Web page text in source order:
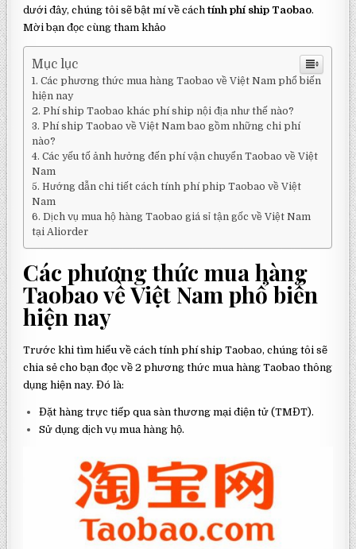
dưới đây, chúng tôi sẽ bật mí về cáchtính phí ship Taobao.
Mời bạn đọc cùng tham khảo
Mục lục
Các phương thức mua hàng Taobao về Việt Nam phổ biến
hiện nay
Phí ship Taobao khác phí ship nội địa như thế nào?
Phí ship Taobao về Việt Nam bao gồm những chi phí
nào?
Các yếu tố ảnh hưởng đến phí vận chuyển Taobao về Việt
Nam
Hướng dẫn chi tiết cách tính phí phip Taobao về Việt
Nam
Dịch vụ mua hộ hàng Taobao giá sỉ tận gốc về Việt Nam
tại Aliorder
Các phương thức mua hàng
Taobao về Việt Nam phổ biến
hiện nay
Trước khi tìm hiểu về cách tính phí ship Taobao, chúng tôi sẽ
chia sẻ cho bạn đọc về 2 phương thức mua hàng Taobao thông
dụng hiện nay. Đó là:
Đặt hàng trực tiếp qua sàn thương mại điện tử (TMĐT).
Sử dụng dịch vụ mua hàng hộ.